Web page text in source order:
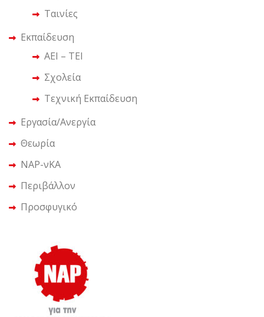
Ταινίες
Εκπαίδευση
ΑΕΙ – ΤΕΙ
Σχολεία
Τεχνική Εκπαίδευση
Εργασία/Ανεργία
Θεωρία
ΝΑΡ-νΚΑ
Περιβάλλον
Προσφυγικό